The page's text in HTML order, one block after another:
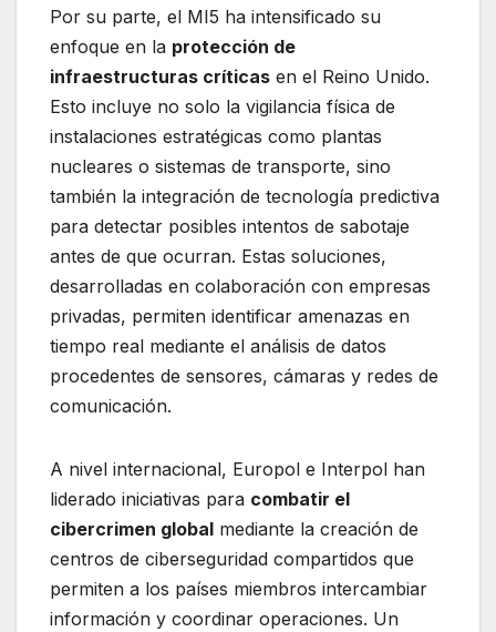
Por su parte, el MI5 ha intensificado su
enfoque en la protección de
infraestructuras críticas en el Reino Unido.
Esto incluye no solo la vigilancia física de
instalaciones estratégicas como plantas
nucleares o sistemas de transporte, sino
también la integración de tecnología predictiva
para detectar posibles intentos de sabotaje
antes de que ocurran. Estas soluciones,
desarrolladas en colaboración con empresas
privadas, permiten identificar amenazas en
tiempo real mediante el análisis de datos
procedentes de sensores, cámaras y redes de
comunicación.
A nivel internacional, Europol e Interpol han
liderado iniciativas para combatir el
cibercrimen global mediante la creación de
centros de ciberseguridad compartidos que
permiten a los países miembros intercambiar
información y coordinar operaciones. Un